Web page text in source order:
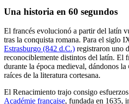
Una historia en 60 segundos
El francés evolucionó a partir del latín
tras la conquista romana. Para el siglo
Estrasburgo (842 d.C.) registraron uno
reconociblemente distintos del latín. El
durante la época medieval, dándonos la
raíces de la literatura cortesana.
El Renacimiento trajo consigo
Académie française, fundada en 1635,